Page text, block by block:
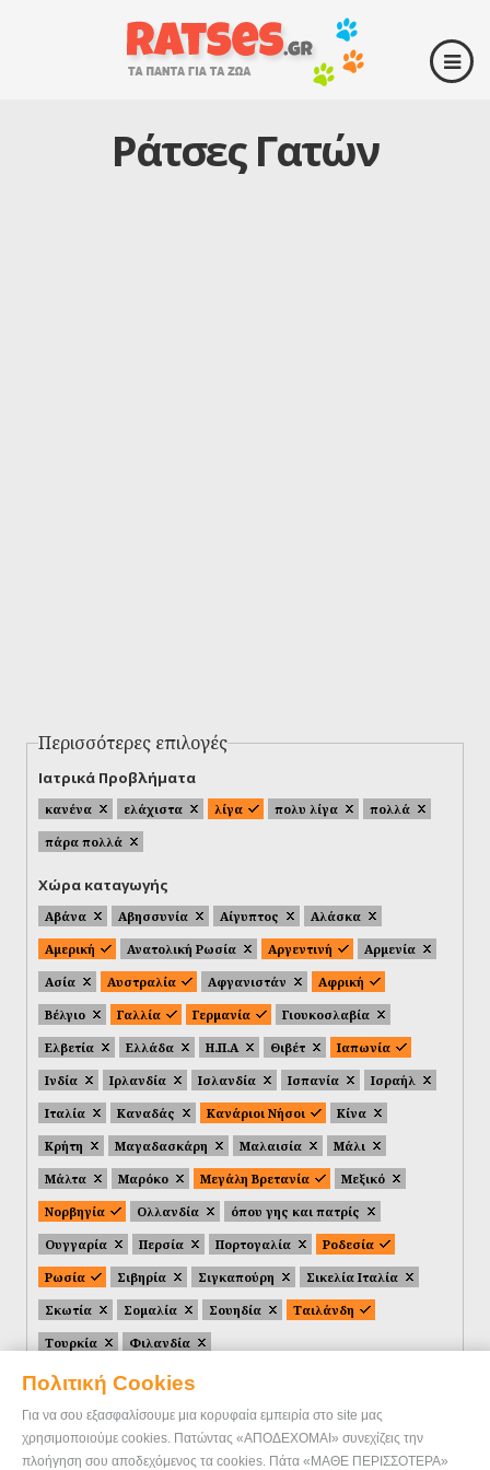
Πολιτική Cookies
Για να σου εξασφαλίσουμε μια κορυφαία εμπειρία στο site μας
χρησιμοποιούμε cookies. Πατώντας «ΑΠΟΔΕΧΟΜΑΙ» συνεχίζεις την
πλοήγηση σου αποδεχόμενος τα cookies. Πάτα «ΜΑΘΕ ΠΕΡΙΣΣΟΤΕΡΑ»
Ράτσες Γατών
Περισσότερες επιλογές
Ιατρικά Προβλήματα
κανένα ελάχιστα λίγα πολυ λίγα
πολλά
πάρα πολλά
Χώρα καταγωγής
Αβάνα Αβησσυνία Αίγυπτος
Αλάσκα
Αμερική
Ανατολική Ρωσία Αργεντινή
Αρμενία
Ασία
Αυστραλία Αφγανιστάν
Αφρική
Βέλγιο
Γαλλία Γερμανία
Γιουκοσλαβία
Ελβετία
Ελλάδα Η.Π.Α Θιβέτ
Ιαπωνία
Ινδία
Ιρλανδία Ισλανδία Ισπανία
Ισραήλ
Ιταλία
Καναδάς Κανάριοι Νήσοι
Κίνα
Κρήτη
Μαγαδασκάρη Μαλαισία
Μάλι
Μάλτα
Μαρόκο Μεγάλη Βρετανία
Μεξικό
Νορβηγία
Ολλανδία
όπου γης και πατρίς
Ουγγαρία
Περσία Πορτογαλία
Ροδεσία
Ρωσία
Σιβηρία Σιγκαπούρη
Σικελία Ιταλία
Σκωτία
Σομαλία Σουηδία
Ταιλάνδη
Τουρκία
Φιλανδία